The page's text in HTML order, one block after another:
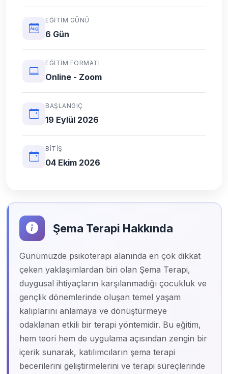
Şema Terapi Hakkında
Günümüzde psikoterapi alanında en çok dikkat
çeken yaklaşımlardan biri olan Şema Terapi,
duygusal ihtiyaçların karşılanmadığı çocukluk ve
gençlik dönemlerinde oluşan temel yaşam
kalıplarını anlamaya ve dönüştürmeye
odaklanan etkili bir terapi yöntemidir. Bu eğitim,
hem teori hem de uygulama açısından zengin bir
içerik sunarak, katılımcıların şema terapi
becerilerini geliştirmelerini ve terapi süreçlerinde
EĞITIM GÜNÜ
6 Gün
EĞITIM FORMATI
Online - Zoom
BAŞLANGIÇ
19 Eylül 2026
BITIŞ
04 Ekim 2026